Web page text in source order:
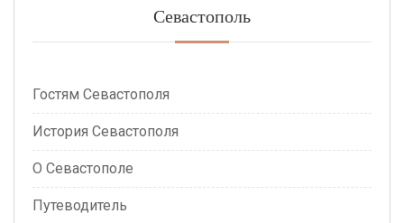
Севастополь
Гостям Севастополя
История Севастополя
О Севастополе
Путеводитель